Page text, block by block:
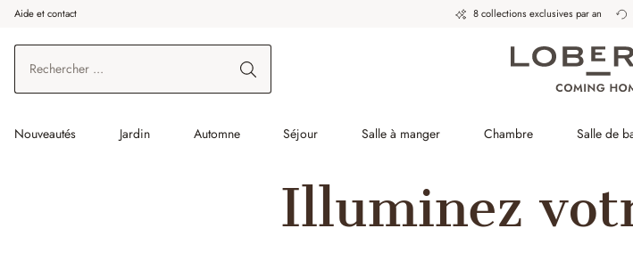
au contenu principal
Aller à la recherche
Aller à la navigation principale
Aide et contact 8 collections exclusives par an
Nouveautés Jardin Automne Séjour Salle à manger Chambre Salle de
Illuminez